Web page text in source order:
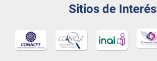
Sitios de Interés